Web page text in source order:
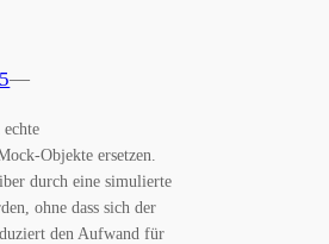
—
Objekte ersetzen.
durch eine simulierte
ohne dass sich der
den Aufwand für